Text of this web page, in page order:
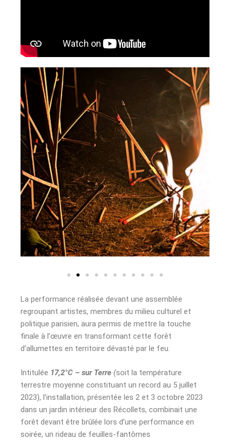
La performance réalisée devant une assemblée
regroupant artistes, membres du milieu culturel et
politique parisien, aura permis de mettre la touche
finale à l’œuvre en transformant cette forêt
d’allumettes en territoire dévasté par le feu.
Intitulée 17,2°C – sur Terre (soit la température
terrestre moyenne constituant un record au 5 juillet
2023), l’installation, présentée les 2 et 3 octobre 2023
dans un jardin intérieur des Récollets, combinait une
forêt devant être brûlée lors d’une performance en
soirée, un rideau de feuilles-fantômes